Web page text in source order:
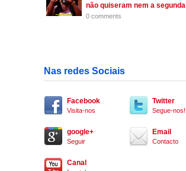
não quiseram nem a segunda
0 comments
Nas redes Sociais
Facebook
Visita-nos
Twitter
Segue-nos!
google+
Seguir
Email
Contacto
Canal